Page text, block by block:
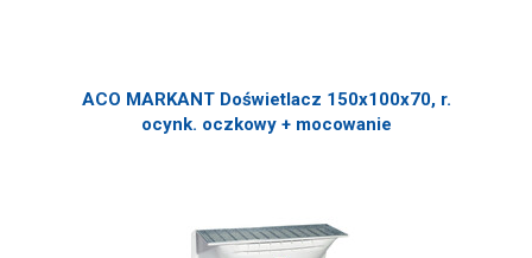
ACO MARKANT Doświetlacz 150x100x70, r.
ocynk. oczkowy + mocowanie